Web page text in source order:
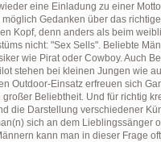
eine Einladung zu einer
Gedanken über das
Kopf, denn anders als beim
nicht: "Sex Sells". Beliebte
wie Pirat oder Cowboy. Auch
stehen bei kleinen Jungen wie
Outdoor-Einsatz erfreuen sich
großer Beliebtheit. Und für richtig
die Darstellung verschiedener
sich an dem Lieblingssänger
kann man in dieser Frage